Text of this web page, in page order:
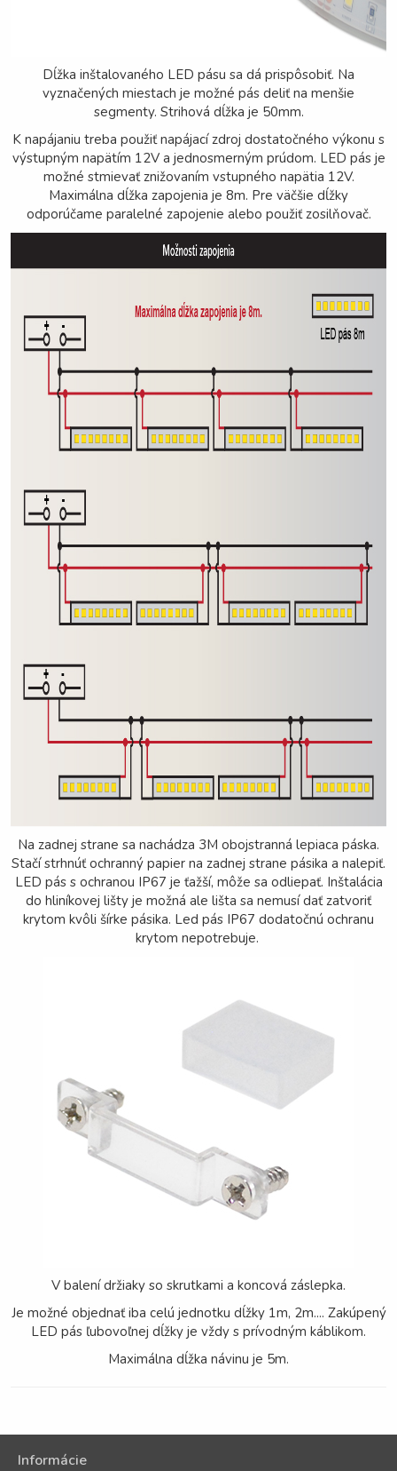
Dĺžka inštalovaného LED pásu sa dá prispôsobiť. Na
vyznačených miestach je možné pás deliť na menšie
segmenty. Strihová dĺžka je 50mm.
K napájaniu treba použiť napájací zdroj dostatočného výkonu s
výstupným napätím 12V a jednosmerným prúdom. LED pás je
možné stmievať znižovaním vstupného napätia 12V.
Maximálna dĺžka zapojenia je 8m. Pre väčšie dĺžky
odporúčame paralelné zapojenie alebo použiť zosilňovač.
Na zadnej strane sa nachádza 3M obojstranná lepiaca páska.
Stačí strhnúť ochranný papier na zadnej strane pásika a nalepiť.
LED pás s ochranou IP67 je ťažší, môže sa odliepať. Inštalácia
do hliníkovej lišty je možná ale lišta sa nemusí dať zatvoriť
krytom kvôli šírke pásika. Led pás IP67 dodatočnú ochranu
krytom nepotrebuje.
V balení držiaky so skrutkami a koncová záslepka.
Je možné objednať iba celú jednotku dĺžky 1m, 2m.... Zakúpený
LED pás ľubovoľnej dĺžky je vždy s prívodným káblikom.
Maximálna dĺžka návinu je 5m.
Informácie